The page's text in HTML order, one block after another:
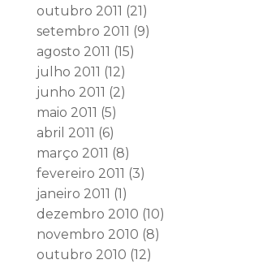
outubro 2011 (21)
setembro 2011 (9)
agosto 2011 (15)
julho 2011 (12)
junho 2011 (2)
maio 2011 (5)
abril 2011 (6)
março 2011 (8)
fevereiro 2011 (3)
janeiro 2011 (1)
dezembro 2010 (10)
novembro 2010 (8)
outubro 2010 (12)